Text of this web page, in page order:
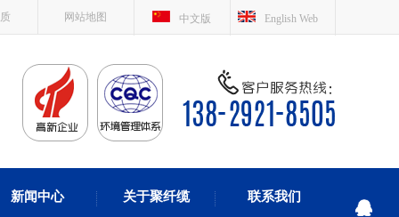
网站地图 中文版 English Web
新闻中心 关于聚纤缆 联系我们